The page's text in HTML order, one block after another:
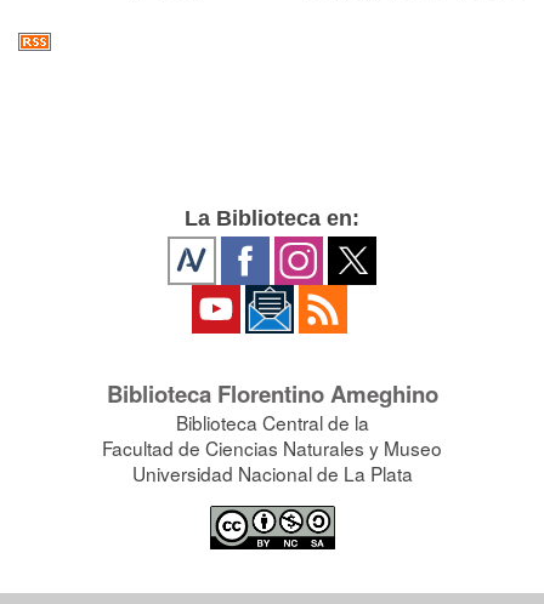
La Biblioteca en:
Biblioteca Florentino Ameghino
Biblioteca Central de la
Facultad de Ciencias Naturales y Museo
Universidad Nacional de La Plata